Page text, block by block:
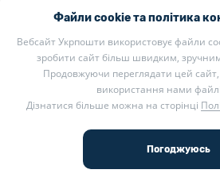
Забіли пров.
1, 2, 3, 4, 5, 6, 7, 8, 9, 10, 11,
16, 17, 18, 19, 20, 21, 22, 23,
Чернігівська обл.,
Київський пров.
13, 14, 16, 18, 19, 21, 22, 23,
Чернігівська обл.,
Файли cookie та політика
Вебсайт Укрпошти використовує файли
зробити сайт більш швидким,
Продовжуючи переглядати цей
використання нами
Дізнатися більше можна на сторінці